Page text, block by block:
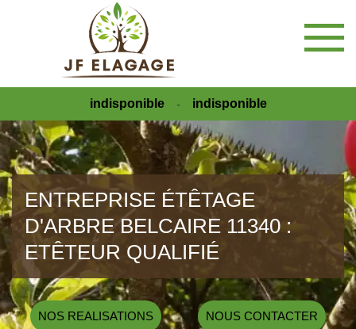
indisponible - indisponible
ENTREPRISE ÉTÊTAGE
D'ARBRE BELCAIRE 11340 :
ETÊTEUR QUALIFIÉ
NOS REALISATIONS NOUS CONTACTER